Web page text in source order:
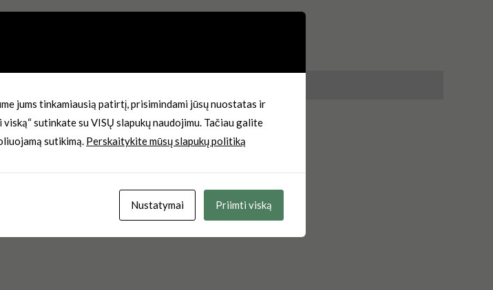
jums tinkamiausią patirtį, prisimindami jūsų nuostatas ir
sutinkate su VISŲ slapukų naudojimu. Tačiau galite
sutikimą. Perskaitykite mūsų slapukų politiką
Nustatymai Priimti viską